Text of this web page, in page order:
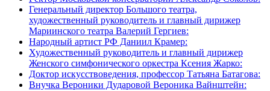
Генеральный директор Большого театра,
художественный руководитель и главный дирижер
Мариинского театра Валерий Гергиев:
Народный артист РФ Даниил Крамер:
Художественный руководитель и главный дирижер
Женского симфонического оркестра Ксения Жарко:
Доктор искусствоведения, профессор Татьяна Батагова:
Внучка Вероники Дударовой Вероника Вайнштейн: